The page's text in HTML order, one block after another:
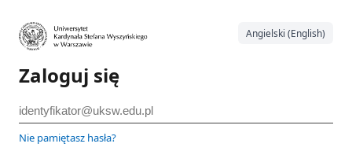
Angielski (English)
Zaloguj się
Nie pamiętasz hasła?